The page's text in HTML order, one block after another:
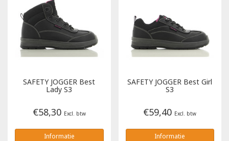
SAFETY JOGGER Best
Lady S3
€58,30 Excl. btw
Informatie
SAFETY JOGGER Best Girl
S3
€59,40 Excl. btw
Informatie